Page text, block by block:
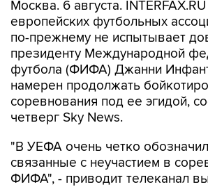
по-прежнему не испытывает
президенту Международной
футбола (ФИФА) Джанни
намерен продолжать
соревнования под ее эгидой,
четверг Sky News.
"В УЕФА очень четко
ФИФА", - приводит телеканал
заявления европейской